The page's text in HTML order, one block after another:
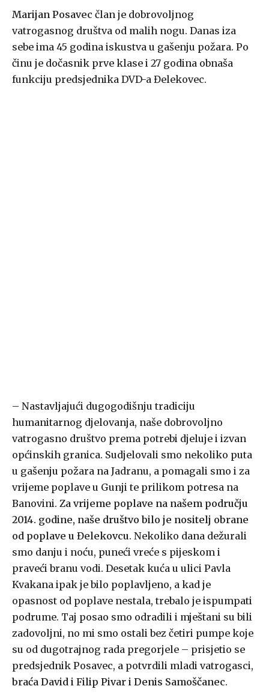
Marijan Posavec član je dobrovoljnog
vatrogasnog društva od malih nogu. Danas iza
sebe ima 45 godina iskustva u gašenju požara. Po
činu je dočasnik prve klase i 27 godina obnaša
funkciju predsjednika DVD-a Đelekovec.
– Nastavljajući dugogodišnju tradiciju
humanitarnog djelovanja, naše dobrovoljno
vatrogasno društvo prema potrebi djeluje i izvan
općinskih granica. Sudjelovali smo nekoliko puta
u gašenju požara na Jadranu, a pomagali smo i za
vrijeme poplave u Gunji te prilikom potresa na
Banovini. Za vrijeme poplave na našem području
2014. godine, naše društvo bilo je nositelj obrane
od poplave u Đelekovcu. Nekoliko dana dežurali
smo danju i noću, puneći vreće s pijeskom i
praveći branu vodi. Desetak kuća u ulici Pavla
Kvakana ipak je bilo poplavljeno, a kad je
opasnost od poplave nestala, trebalo je ispumpati
podrume. Taj posao smo odradili i mještani su bili
zadovoljni, no mi smo ostali bez četiri pumpe koje
su od dugotrajnog rada pregorjele – prisjetio se
predsjednik Posavec, a potvrdili mladi vatrogasci,
braća David i Filip Pivar i Denis Samoščanec.